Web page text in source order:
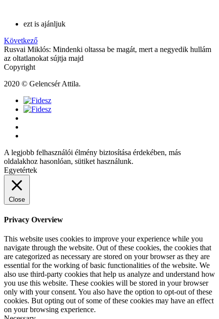
ezt is ajánljuk
Következő
Rusvai Miklós: Mindenki oltassa be magát, mert a negyedik hullám
az oltatlanokat sújtja majd
Copyright
2020 © Gelencsér Attila.
A legjobb felhasználói élmény biztosítása érdekében, más
oldalakhoz hasonlóan, sütiket használunk.
Egyetértek
Close
Privacy Overview
This website uses cookies to improve your experience while you
navigate through the website. Out of these cookies, the cookies that
are categorized as necessary are stored on your browser as they are
essential for the working of basic functionalities of the website. We
also use third-party cookies that help us analyze and understand how
you use this website. These cookies will be stored in your browser
only with your consent. You also have the option to opt-out of these
cookies. But opting out of some of these cookies may have an effect
on your browsing experience.